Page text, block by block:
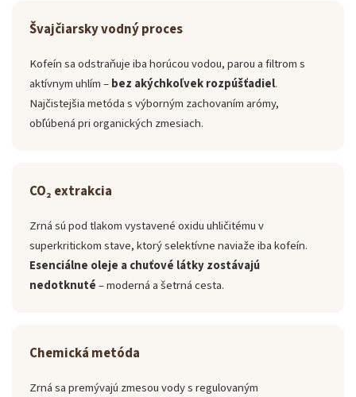
Švajčiarsky vodný proces
Kofeín sa odstraňuje iba horúcou vodou, parou a filtrom s
aktívnym uhlím –bez akýchkoľvek rozpúšťadiel.
Najčistejšia metóda s výborným zachovaním arómy,
obľúbená pri organických zmesiach.
CO₂ extrakcia
Zrná sú pod tlakom vystavené oxidu uhličitému v
superkritickom stave, ktorý selektívne naviaže iba kofeín.
Esenciálne oleje a chuťové látky zostávajú
nedotknuté– moderná a šetrná cesta.
Chemická metóda
Zrná sa premývajú zmesou vody s regulovaným